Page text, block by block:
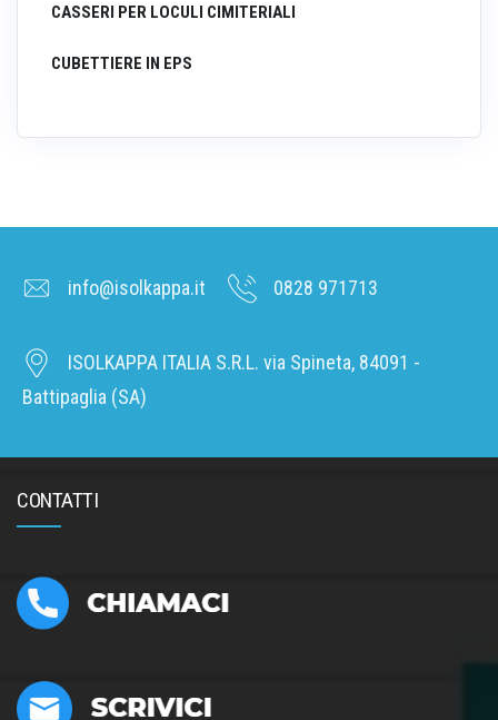
CASSERI PER LOCULI CIMITERIALI
CUBETTIERE IN EPS
info@isolkappa.it 0828 971713
ISOLKAPPA ITALIA S.R.L. via Spineta, 84091 -
Battipaglia (SA)
CONTATTI